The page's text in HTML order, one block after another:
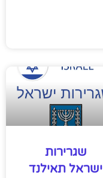
שגרירות
ישראל תאילנד